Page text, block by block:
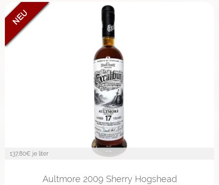
137,80€ je liter
Aultmore 2009 Sherry Hogshead